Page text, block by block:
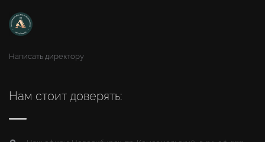
Написать директору
Нам стоит доверять: